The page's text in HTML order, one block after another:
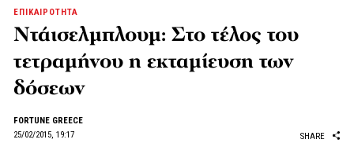
ΕΠΙΚΑΙΡΟΤΗΤΑ
Ντάισελμπλουμ: Στο τέλος του
τετραμήνου η εκταμίευση των
δόσεων
FORTUNE GREECE
25/02/2015, 19:17
SHARE